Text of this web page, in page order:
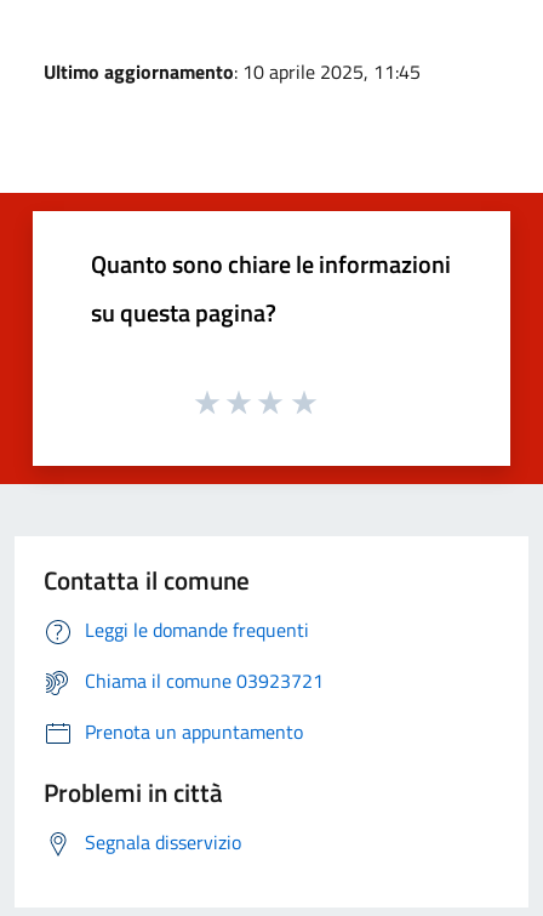
Ultimo aggiornamento: 10 aprile 2025, 11:45
Quanto sono chiare le informazioni
su questa pagina?
Contatta il comune
Leggi le domande frequenti
Chiama il comune 03923721
Prenota un appuntamento
Problemi in città
Segnala disservizio